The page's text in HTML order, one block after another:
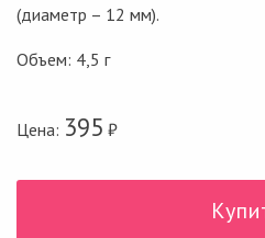
(диаметр – 12 мм).
Объем: 4,5 г
Цена: 395 ₽